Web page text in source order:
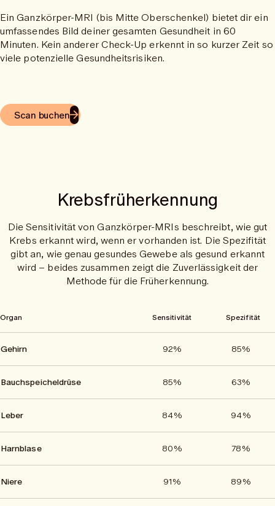
Ein Ganzkörper-MRI (bis Mitte Oberschenkel) bietet dir ein
umfassendes Bild deiner gesamten Gesundheit in 60
Minuten. Kein anderer Check-Up erkennt in so kurzer Zeit so
viele potenzielle Gesundheitsrisiken.
Scan buchen
Krebsfrüherkennung
Die Sensitivität von Ganzkörper-MRIs beschreibt, wie gut
Krebs erkannt wird, wenn er vorhanden ist. Die Spezifität
gibt an, wie genau gesundes Gewebe als gesund erkannt
wird – beides zusammen zeigt die Zuverlässigkeit der
Methode für die Früherkennung.
Organ Sensitivität Spezifität
Gehirn 92% 85%
Bauchspeicheldrüse 85% 63%
Leber 84% 94%
Harnblase 80% 78%
Niere 91% 89%